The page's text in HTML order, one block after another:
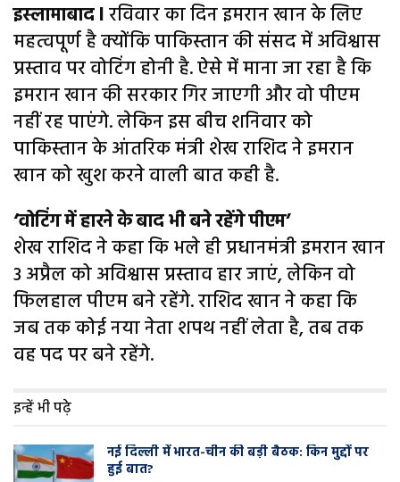
इस्लामाबाद lरविवार का दिन इमरान खान के लिए
महत्वपूर्ण है क्योंकि पाकिस्तान की संसद में अविश्वास
प्रस्ताव पर वोटिंग होनी है. ऐसे में माना जा रहा है कि
इमरान खान की सरकार गिर जाएगी और वो पीएम
नहीं रह पाएंगे. लेकिन इस बीच शनिवार को
पाकिस्तान के आंतरिक मंत्री शेख राशिद ने इमरान
खान को खुश करने वाली बात कही है.
‘वोटिंग में हारने के बाद भी बने रहेंगे पीएम’
शेख राशिद ने कहा कि भले ही प्रधानमंत्री इमरान खान
3 अप्रैल को अविश्वास प्रस्ताव हार जाएं, लेकिन वो
फिलहाल पीएम बने रहेंगे. राशिद खान ने कहा कि
जब तक कोई नया नेता शपथ नहीं लेता है, तब तक
वह पद पर बने रहेंगे.
इन्हें भी पढ़े
नई दिल्ली में भारत-चीन की बड़ी बैठक: किन मुद्दों पर
हुई बात?